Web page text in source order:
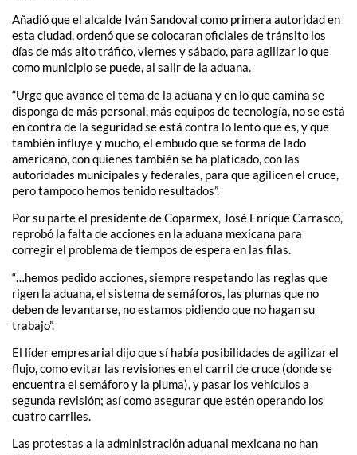
Añadió que el alcalde Iván Sandoval como primera autoridad en
esta ciudad, ordenó que se colocaran oficiales de tránsito los
días de más alto tráfico, viernes y sábado, para agilizar lo que
como municipio se puede, al salir de la aduana.
“Urge que avance el tema de la aduana y en lo que camina se
disponga de más personal, más equipos de tecnología, no se está
en contra de la seguridad se está contra lo lento que es, y que
también influye y mucho, el embudo que se forma de lado
americano, con quienes también se ha platicado, con las
autoridades municipales y federales, para que agilicen el cruce,
pero tampoco hemos tenido resultados”.
Por su parte el presidente de Coparmex, José Enrique Carrasco,
reprobó la falta de acciones en la aduana mexicana para
corregir el problema de tiempos de espera en las filas.
“…hemos pedido acciones, siempre respetando las reglas que
rigen la aduana, el sistema de semáforos, las plumas que no
deben de levantarse, no estamos pidiendo que no hagan su
trabajo”.
El líder empresarial dijo que sí había posibilidades de agilizar el
flujo, como evitar las revisiones en el carril de cruce (donde se
encuentra el semáforo y la pluma), y pasar los vehículos a
segunda revisión; así como asegurar que estén operando los
cuatro carriles.
Las protestas a la administración aduanal mexicana no han